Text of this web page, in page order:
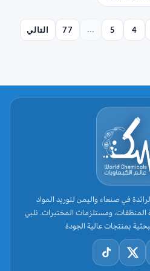
4
5
...
77 التالي
في صنعاء واليمن لتوريد المواد
المنظفات، ومستلزمات المختبرات. نلبي
بمنتجات عالية الجودة